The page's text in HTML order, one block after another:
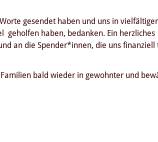
gesendet haben und uns in
geholfen haben, bedanken. Ein herzliches
an die Spender*innen, die uns finanziell
bald wieder in gewohnter und